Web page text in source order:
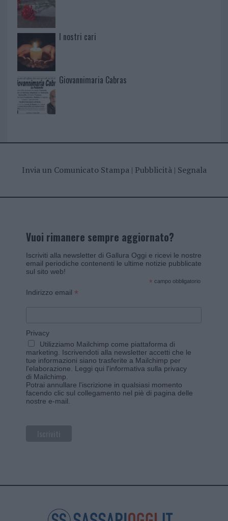
I nostri cari
Giovannimaria Cabras
Invia un Comunicato Stampa| Pubblicità| Segnala
Vuoi rimanere sempre aggiornato?
Iscriviti alla newsletter di Gallura Oggi e ricevi le nostre
email periodiche contenenti le ultime notizie pubblicate
sul sito web!
* campo obbligatorio
Indirizzo email *
Privacy
Utilizziamo Mailchimp come piattaforma di
marketing. Iscrivendoti alla newsletter accetti che le
tue informazioni siano trasferite a Mailchimp per
l'elaborazione. Leggi qui l'informativa sulla privacy
di Mailchimp
Potrai annullare l'iscrizione in qualsiasi momento
facendo clic sul collegamento nel piè di pagina delle
nostre e-mail.